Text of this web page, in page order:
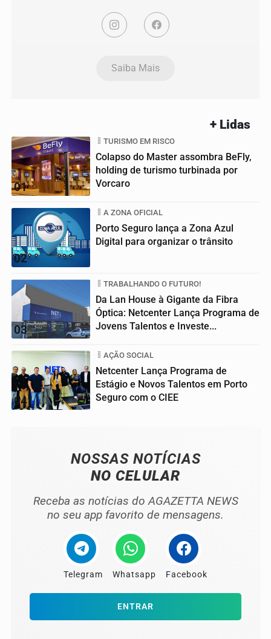
Saiba Mais
+ Lidas
01
TURISMO EM RISCO
Colapso do Master assombra BeFly,
holding de turismo turbinada por
Vorcaro
02
A ZONA OFICIAL
Porto Seguro lança a Zona Azul
Digital para organizar o trânsito
03
TRABALHANDO O FUTURO!
Da Lan House à Gigante da Fibra
Óptica: Netcenter Lança Programa de
Jovens Talentos e Investe...
04
AÇÃO SOCIAL
Netcenter Lança Programa de
Estágio e Novos Talentos em Porto
Seguro com o CIEE
NOSSAS NOTÍCIAS
NO CELULAR
Receba as notícias do AGAZETTA NEWS
no seu app favorito de mensagens.
Telegram Whatsapp Facebook
ENTRAR